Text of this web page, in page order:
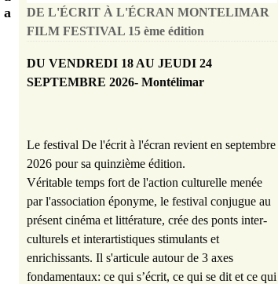
a
DE L'ÉCRIT À L'ÉCRAN MONTELIMAR
FILM FESTIVAL 15 ème édition
DU VENDREDI 18 AU JEUDI 24
SEPTEMBRE 2026- Montélimar
Le festival De l'écrit à l'écran revient en septembre
2026 pour sa quinzième édition.
Véritable temps fort de l'action culturelle menée
par l'association éponyme, le festival conjugue au
présent cinéma et littérature, crée des ponts inter-
culturels et interartistiques stimulants et
enrichissants. Il s'articule autour de 3 axes
fondamentaux: ce qui s’écrit, ce qui se dit et ce qui